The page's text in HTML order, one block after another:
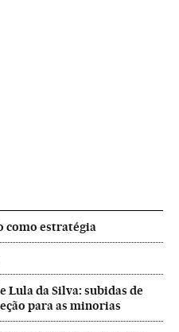
como estratégia
Lula da Silva: subidas de
para as minorias